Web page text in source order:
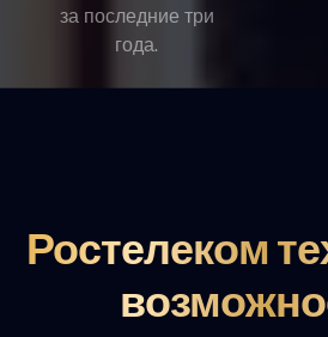
за последние три
года.
Ростелеком